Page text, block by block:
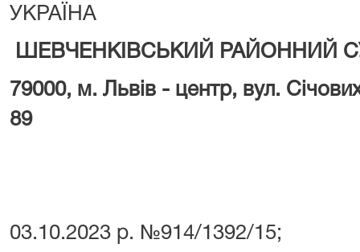
УКРАЇНА
ШЕВЧЕНКІВСЬКИЙ РАЙОННИЙ
79000, м. Львів - центр, вул.
89
03.10.2023 р. №914/1392/15;